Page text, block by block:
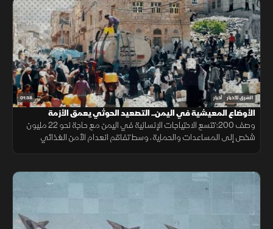
01:38 الشرق للأخبار أخبار
الأوضاع المعيشية في اليمن.. التصعيد الحوثي يعمق الأزمة
وصف 200: تتسع الاحتياجات الإنسانية في اليمن مع حاجة نحو 22 مليون
شخص إلى المساعدات والحماية، وسط تفاقم انعدام الأمن الغذائي